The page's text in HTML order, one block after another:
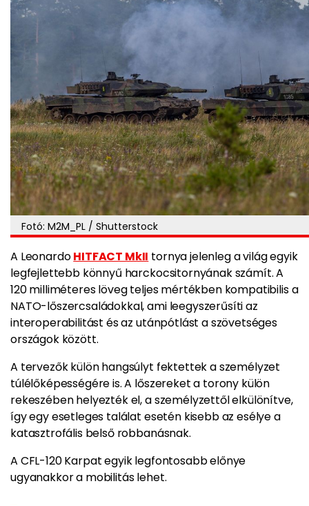
Fotó: M2M_PL / Shutterstock
A LeonardoHITFACT MkII tornya jelenleg a világ egyik
legfejlettebb könnyű harckocsitornyának számít. A
120 milliméteres löveg teljes mértékben kompatibilis a
NATO-lőszercsaládokkal, ami leegyszerűsíti az
interoperabilitást és az utánpótlást a szövetséges
országok között.
A tervezők külön hangsúlyt fektettek a személyzet
túlélőképességére is. A lőszereket a torony külön
rekeszében helyezték el, a személyzettől elkülönítve,
így egy esetleges találat esetén kisebb az esélye a
katasztrofális belső robbanásnak.
A CFL-120 Karpat egyik legfontosabb előnye
ugyanakkor a mobilitás lehet.